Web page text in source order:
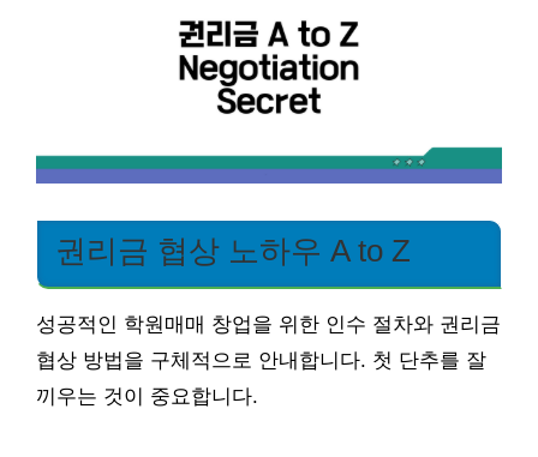
권리금 협상 노하우 A to Z
성공적인 학원매매 창업을 위한 인수 절차와 권리금
협상 방법을 구체적으로 안내합니다. 첫 단추를 잘
끼우는 것이 중요합니다.